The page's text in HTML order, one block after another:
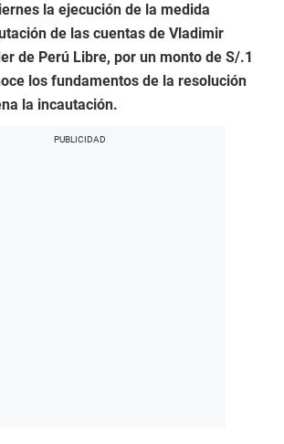
la ejecución de la medida
de las cuentas de Vladimir
de Perú Libre, por un monto de S/.1
los fundamentos de la resolución
la incautación.